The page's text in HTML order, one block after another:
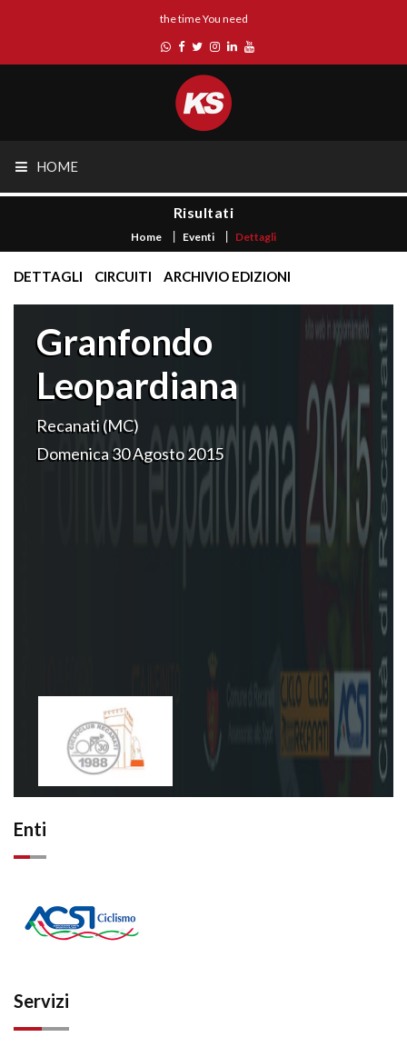
the time You need
HOME
Risultati
Home Eventi Dettagli
DETTAGLI CIRCUITI ARCHIVIO EDIZIONI
Granfondo
Leopardiana
Recanati (MC)
Domenica 30 Agosto 2015
Enti
Servizi